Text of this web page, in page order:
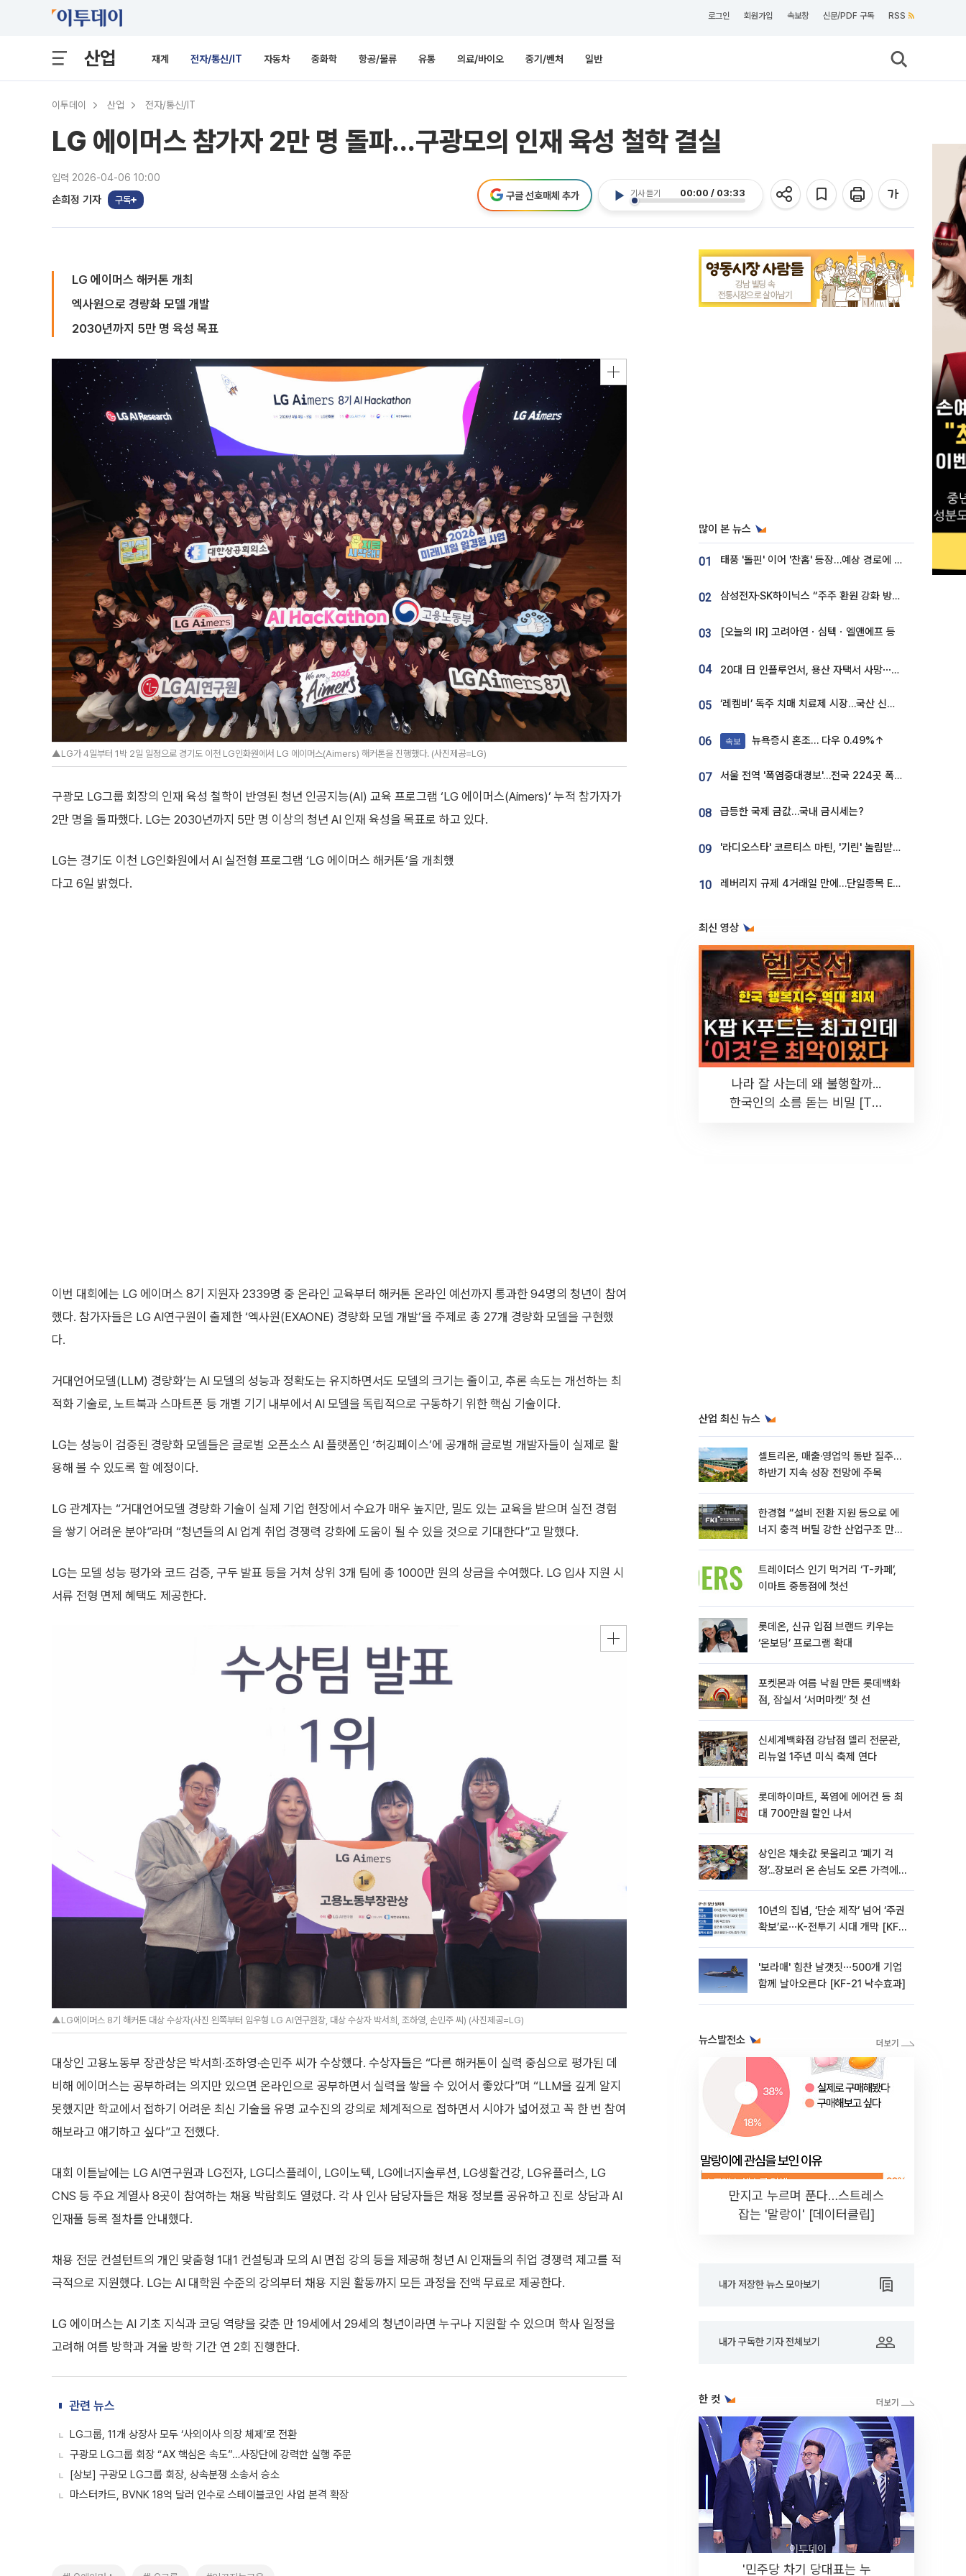
로그인 회원가입 속보창 신문/PDF 구독 RSS
산업 재계 전자/통신/IT 자동차 중화학 항공/물류 유통 의료/바이오 중기/벤처 일반
이투데이 산업 전자/통신/IT
LG 에이머스 참가자 2만 명 돌파…구광모의 인재 육성 철학 결실
입력 2026-04-06 10:00
손희정 기자 구독
기사 듣기 00:00 / 03:33
구글 선호매체 추가
LG 에이머스 해커톤 개최
엑사원으로 경량화 모델 개발
2030년까지 5만 명 육성 목표
▲LG가 4일부터 1박 2일 일정으로 경기도 이천 LG인화원에서 LG 에이머스(Aimers) 해커톤을 진행했다. (사진제공=LG)
구광모 LG그룹 회장의 인재 육성 철학이 반영된 청년 인공지능(AI) 교육 프로그램 ‘LG 에이머스(Aimers)’ 누적 참가자가
2만 명을 돌파했다. LG는 2030년까지 5만 명 이상의 청년 AI 인재 육성을 목표로 하고 있다.
LG는 경기도 이천 LG인화원에서 AI 실전형 프로그램 ‘LG 에이머스 해커톤’을 개최했
다고 6일 밝혔다.
이번 대회에는 LG 에이머스 8기 지원자 2339명 중 온라인 교육부터 해커톤 온라인 예선까지 통과한 94명의 청년이 참여
했다. 참가자들은 LG AI연구원이 출제한 ‘엑사원(EXAONE) 경량화 모델 개발’을 주제로 총 27개 경량화 모델을 구현했
다.
거대언어모델(LLM) 경량화’는 AI 모델의 성능과 정확도는 유지하면서도 모델의 크기는 줄이고, 추론 속도는 개선하는 최
적화 기술로, 노트북과 스마트폰 등 개별 기기 내부에서 AI 모델을 독립적으로 구동하기 위한 핵심 기술이다.
LG는 성능이 검증된 경량화 모델들은 글로벌 오픈소스 AI 플랫폼인 ‘허깅페이스’에 공개해 글로벌 개발자들이 실제로 활
용해 볼 수 있도록 할 예정이다.
LG 관계자는 “거대언어모델 경량화 기술이 실제 기업 현장에서 수요가 매우 높지만, 밀도 있는 교육을 받으며 실전 경험
을 쌓기 어려운 분야”라며 “청년들의 AI 업계 취업 경쟁력 강화에 도움이 될 수 있을 것으로 기대한다”고 말했다.
LG는 모델 성능 평가와 코드 검증, 구두 발표 등을 거쳐 상위 3개 팀에 총 1000만 원의 상금을 수여했다. LG 입사 지원 시
서류 전형 면제 혜택도 제공한다.
▲LG에이머스 8기 해커톤 대상 수상자(사진 왼쪽부터 임우형 LG AI연구원장, 대상 수상자 박서희, 조하영, 손민주 씨) (사진제공=LG)
대상인 고용노동부 장관상은 박서희·조하영·손민주 씨가 수상했다. 수상자들은 “다른 해커톤이 실력 중심으로 평가된 데
비해 에이머스는 공부하려는 의지만 있으면 온라인으로 공부하면서 실력을 쌓을 수 있어서 좋았다”며 “LLM을 깊게 알지
못했지만 학교에서 접하기 어려운 최신 기술을 유명 교수진의 강의로 체계적으로 접하면서 시야가 넓어졌고 꼭 한 번 참여
해보라고 얘기하고 싶다”고 전했다.
대회 이튿날에는 LG AI연구원과 LG전자, LG디스플레이, LG이노텍, LG에너지솔루션, LG생활건강, LG유플러스, LG
CNS 등 주요 계열사 8곳이 참여하는 채용 박람회도 열렸다. 각 사 인사 담당자들은 채용 정보를 공유하고 진로 상담과 AI
인재풀 등록 절차를 안내했다.
채용 전문 컨설턴트의 개인 맞춤형 1대1 컨설팅과 모의 AI 면접 강의 등을 제공해 청년 AI 인재들의 취업 경쟁력 제고를 적
극적으로 지원했다. LG는 AI 대학원 수준의 강의부터 채용 지원 활동까지 모든 과정을 전액 무료로 제공한다.
LG 에이머스는 AI 기초 지식과 코딩 역량을 갖춘 만 19세에서 29세의 청년이라면 누구나 지원할 수 있으며 학사 일정을
고려해 여름 방학과 겨울 방학 기간 연 2회 진행한다.
관련 뉴스
LG그룹, 11개 상장사 모두 ‘사외이사 의장 체제’로 전환
구광모 LG그룹 회장 “AX 핵심은 속도”…사장단에 강력한 실행 주문
[상보] 구광모 LG그룹 회장, 상속분쟁 소송서 승소
마스터카드, BVNK 18억 달러 인수로 스테이블코인 사업 본격 확장
많이 본 뉴스
01 태풍 '돌핀' 이어 '찬홈' 등장…예상 경로에 한국 '한숨'
02 삼성전자·SK하이닉스 “주주 환원 강화 방안 마련”
03 [오늘의 IR] 고려아연ㆍ심텍ㆍ엘앤에프 등
04 20대 日 인플루언서, 용산 자택서 사망⋯SNS 라방 중 숨져
05 ‘레켐비’ 독주 치매 치료제 시장…국산 신약 등장하나
06 속보 뉴욕증시 혼조… 다우 0.49%↑
07 서울 전역 '폭염중대경보'…전국 224곳 폭염특보
08 급등한 국제 금값…국내 금시세는?
09 '라디오스타' 코르티스 마틴, '기린' 놀림받던 190.5cm…"명품쇼 빛낸 모델핏"
10 레버리지 규제 4거래일 만에…단일종목 ETF 거래대금 '13분의 1' 급감
최신 영상
나라 잘 사는데 왜 불행할까...
한국인의 소름 돋는 비밀 [T같
산업 최신 뉴스
셀트리온, 매출·영업익 동반 질주…
하반기 지속 성장 전망에 주목
한경협 “설비 전환 지원 등으로 에
너지 충격 버틸 강한 산업구조 만들
트레이더스 인기 먹거리 ‘T-카페’,
이마트 중동점에 첫선
롯데온, 신규 입점 브랜드 키우는
‘온보딩’ 프로그램 확대
포켓몬과 여름 낙원 만든 롯데백화
점, 잠실서 ‘서머마켓’ 첫 선
신세계백화점 강남점 델리 전문관,
리뉴얼 1주년 미식 축제 연다
롯데하이마트, 폭염에 에어컨 등 최
대 700만원 할인 나서
상인은 채솟값 못올리고 ‘폐기 걱
정’...장보러 온 손님도 오른 가격에
10년의 집념, ‘단순 제작’ 넘어 ‘주권
확보’로⋯K-전투기 시대 개막 [KF-
'보라매' 힘찬 날갯짓⋯500개 기업
함께 날아오른다 [KF-21 낙수효과]
뉴스발전소
만지고 누르며 푼다…스트레스
잡는 '말랑이' [데이터클립]
내가 저장한 뉴스 모아보기
내가 구독한 기자 전체보기
한 컷
'민주당 차기 당대표는 누